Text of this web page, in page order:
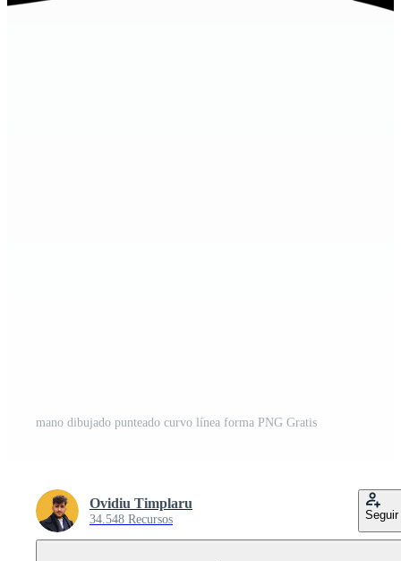
mano dibujado punteado curvo línea forma PNG Gratis
Ovidiu Timplaru
34.548 Recursos Seguir